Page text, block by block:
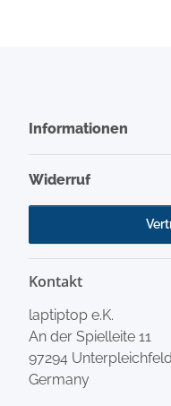
Informationen
Widerruf
Kontakt
laptiptop e.K.
An der Spielleite 11
97294 Unterpleichfeld
Germany